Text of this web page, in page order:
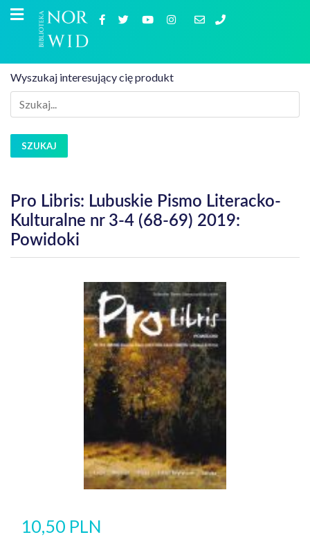
Wyszukaj interesujący cię produkt
SZUKAJ
Pro Libris: Lubuskie Pismo Literacko-
Kulturalne nr 3-4 (68-69) 2019:
Powidoki
10,50 PLN